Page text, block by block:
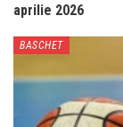
aprilie 2026
BASCHET